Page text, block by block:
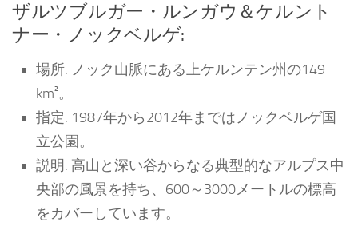
ザルツブルガー・ルンガウ＆ケルント
ナー・ノックベルゲ:
場所: ノック山脈にある上ケルンテン州の149
km²。
指定: 1987年から2012年まではノックベルゲ国
立公園。
説明: 高山と深い谷からなる典型的なアルプス中
央部の風景を持ち、600～3000メートルの標高
をカバーしています。